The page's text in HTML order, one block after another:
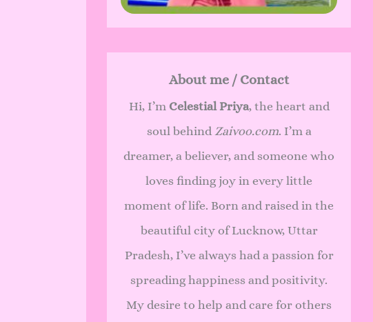
About me / Contact
Hi, I’m Celestial Priya, the heart and
soul behind Zaivoo.com. I’m a
dreamer, a believer, and someone who
loves finding joy in every little
moment of life. Born and raised in the
beautiful city of Lucknow, Uttar
Pradesh, I’ve always had a passion for
spreading happiness and positivity.
My desire to help and care for others